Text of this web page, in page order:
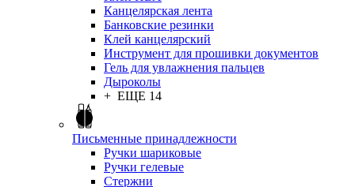
Канцелярская лента
Банковские резинки
Клей канцелярский
Инструмент для прошивки документов
Гель для увлажнения пальцев
Дыроколы
+ ЕЩЕ 14
Письменные принадлежности
Ручки шариковые
Ручки гелевые
Стержни